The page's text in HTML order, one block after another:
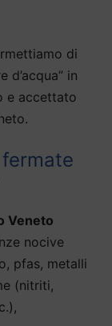
di
in
e accettato
Veneto
nocive
pfas, metalli
(nitriti,